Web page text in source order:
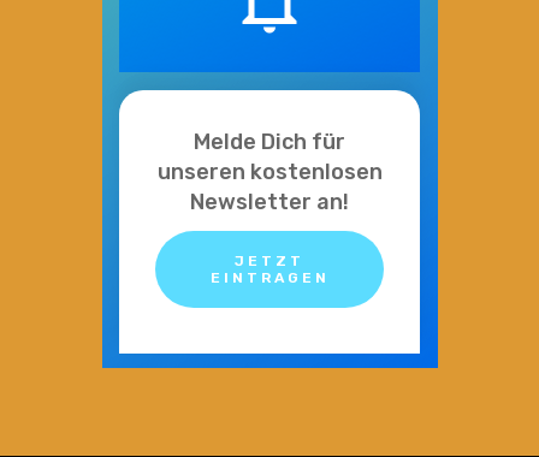
Melde Dich für
unseren kostenlosen
Newsletter an!
JETZT
EINTRAGEN